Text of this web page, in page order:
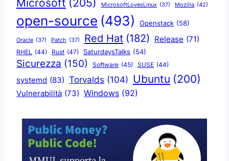
Microsoft (205) MicrosoftLovesLinux (37) Mozilla (42)
open-source (493) Openstack (58)
Oracle (37) Patch (37) Red Hat (182) Release (71)
RHEL (44) Rust (47) SaturdaysTalks (54)
Sicurezza (150) Software (45) SUSE (44)
systemd (83) Torvalds (104) Ubuntu (200)
Vulnerabilità (73) Windows (92)